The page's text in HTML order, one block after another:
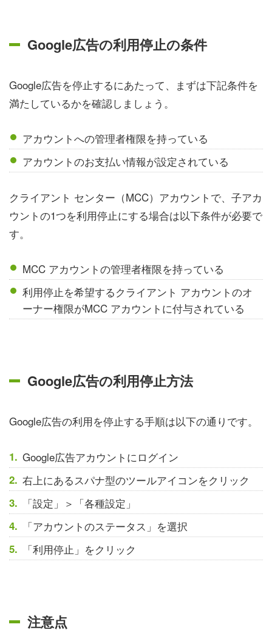
Google広告の利用停止の条件
Google広告を停止するにあたって、まずは下記条件を
満たしているかを確認しましょう。
アカウントへの管理者権限を持っている
アカウントのお支払い情報が設定されている
クライアント センター（MCC）アカウントで、子アカ
ウントの1つを利用停止にする場合は以下条件が必要で
す。
MCC アカウントの管理者権限を持っている
利用停止を希望するクライアント アカウントのオ
ーナー権限がMCC アカウントに付与されている
Google広告の利用停止方法
Google広告の利用を停止する手順は以下の通りです。
Google広告アカウントにログイン
右上にあるスパナ型のツールアイコンをクリック
「設定」＞「各種設定」
「アカウントのステータス」を選択
「利用停止」をクリック
注意点